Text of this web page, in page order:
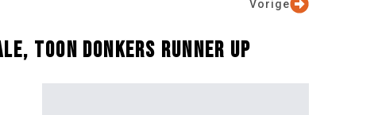
Vorige
TOON DONKERS RUNNER UP